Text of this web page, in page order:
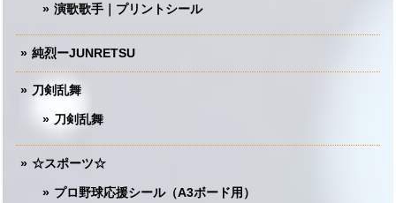
演歌歌手｜プリントシール
純烈ーJUNRETSU
刀剣乱舞
刀剣乱舞
☆スポーツ☆
プロ野球応援シール（A3ボード用）